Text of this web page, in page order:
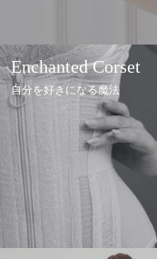
Enchanted Corset
自分を好きになる魔法